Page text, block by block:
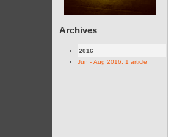
Archives
2016
Jun - Aug 2016: 1 article